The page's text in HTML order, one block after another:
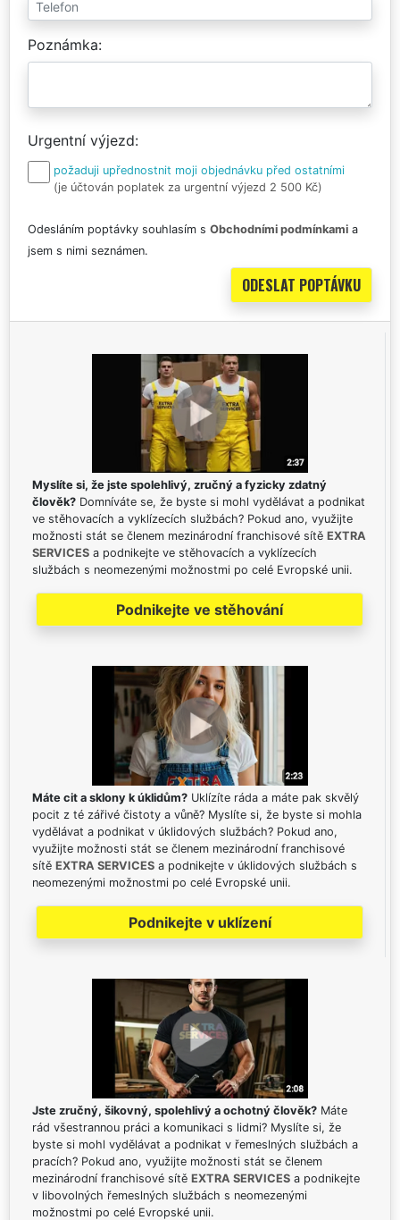
Poznámka
Urgentní výjezd
požaduji upřednostnit moji objednávku před ostatními
(je účtován poplatek za urgentní výjezd 2 500 Kč)
Odesláním poptávky souhlasím s Obchodními podmínkami a
jsem s nimi seznámen.
Myslíte si, že jste spolehlivý, zručný a fyzicky zdatný
člověk? Domníváte se, že byste si mohl vydělávat a podnikat
ve stěhovacích a vyklízecích službách? Pokud ano, využijte
možnosti stát se členem mezinárodní franchisové sítě EXTRA
SERVICES a podnikejte ve stěhovacích a vyklízecích
službách s neomezenými možnostmi po celé Evropské unii.
Podnikejte ve stěhování
Máte cit a sklony k úklidům? Uklízíte ráda a máte pak skvělý
pocit z té zářivé čistoty a vůně? Myslíte si, že byste si mohla
vydělávat a podnikat v úklidových službách? Pokud ano,
využijte možnosti stát se členem mezinárodní franchisové
sítě EXTRA SERVICES a podnikejte v úklidových službách s
neomezenými možnostmi po celé Evropské unii.
Podnikejte v uklízení
Jste zručný, šikovný, spolehlivý a ochotný člověk? Máte
rád všestrannou práci a komunikaci s lidmi? Myslíte si, že
byste si mohl vydělávat a podnikat v řemeslných službách a
pracích? Pokud ano, využijte možnosti stát se členem
mezinárodní franchisové sítě EXTRA SERVICES a podnikejte
v libovolných řemeslných službách s neomezenými
možnostmi po celé Evropské unii.